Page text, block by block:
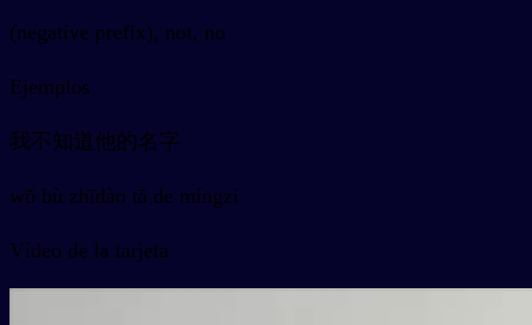
(negative prefix), not, no
Ejemplos
我不知道他的名字
wǒ bù zhīdào tā de míngzi
Vídeo de la tarjeta